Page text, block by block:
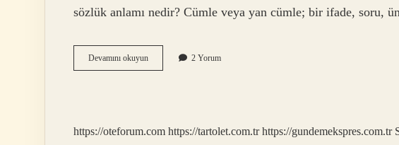
sözlük anlamı nedir? Cümle veya yan cümle; bir ifade, soru,
Devamını okuyunTınlamak
Nedir
2 Yorum
https://oteforum.com https://tartolet.com.tr https://gundemekspres.com.tr